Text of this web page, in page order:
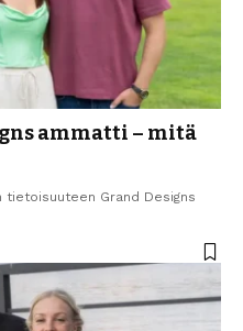
ammatti – mitä
tietoisuuteen Grand Designs